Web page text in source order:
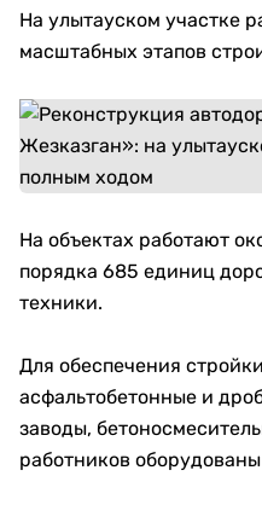
На улытауском участке
масштабных этапов
На объектах работают
порядка 685 единиц
техники.
Для обеспечения
асфальтобетонные и
заводы,
работников